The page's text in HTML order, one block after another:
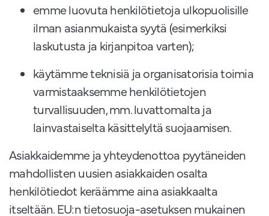
emme luovuta henkilötietoja ulkopuolisille
ilman asianmukaista syytä (esimerkiksi
laskutusta ja kirjanpitoa varten);
käytämme teknisiä ja organisatorisia toimia
varmistaaksemme henkilötietojen
turvallisuuden, mm. luvattomalta ja
lainvastaiselta käsittelyltä suojaamisen.
Asiakkaidemme ja yhteydenottoa pyytäneiden
mahdollisten uusien asiakkaiden osalta
henkilötiedot keräämme aina asiakkaalta
itseltään. EU:n tietosuoja-asetuksen mukainen